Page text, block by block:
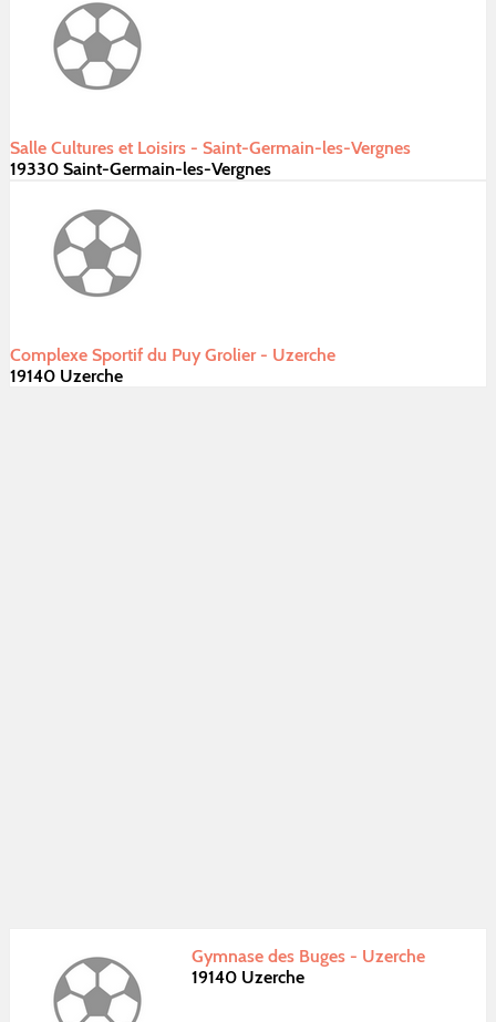
Salle Cultures et Loisirs - Saint-Germain-les-Vergnes
19330 Saint-Germain-les-Vergnes
Complexe Sportif du Puy Grolier - Uzerche
19140 Uzerche
Gymnase des Buges - Uzerche
19140 Uzerche